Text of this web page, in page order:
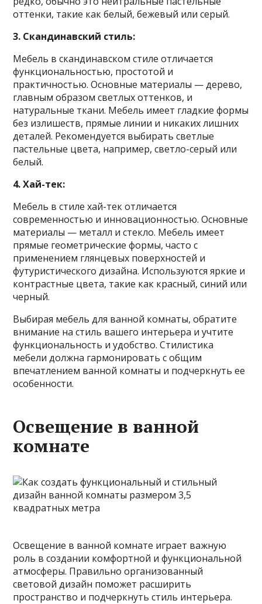
оттенки, такие как белый, бежевый или серый.
3. Скандинавский стиль:
Мебель в скандинавском стиле отличается
функциональностью, простотой и
практичностью. Основные материалы — дерево,
главным образом светлых оттенков, и
натуральные ткани. Мебель имеет гладкие формы
без излишеств, прямые линии и никаких лишних
деталей. Рекомендуется выбирать светлые
пастельные цвета, например, светло-серый или
белый.
4. Хай-тек:
Мебель в стиле хай-тек отличается
современностью и инновационностью. Основные
материалы — металл и стекло. Мебель имеет
прямые геометрические формы, часто с
применением глянцевых поверхностей и
футуристического дизайна. Используются яркие и
контрастные цвета, такие как красный, синий или
черный.
Выбирая мебель для ванной комнаты, обратите
внимание на стиль вашего интерьера и учтите
функциональность и удобство. Стилистика
мебели должна гармонировать с общим
впечатлением ванной комнаты и подчеркнуть ее
особенности.
Освещение в ванной
комнате
Освещение в ванной комнате играет важную
роль в создании комфортной и функциональной
атмосферы. Правильно организованный
световой дизайн поможет расширить
пространство и подчеркнуть стиль интерьера.